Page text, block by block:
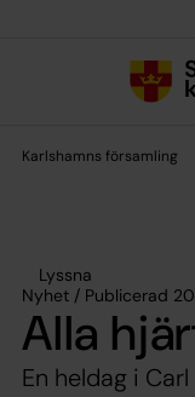
Karlshamns församling
Lyssna
Nyhet / Publicerad
Alla
En heldag i